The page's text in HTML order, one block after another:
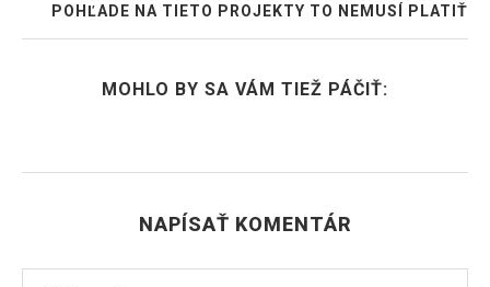
POHĽADE NA TIETO PROJEKTY TO NEMUSÍ PLATIŤ
MOHLO BY SA VÁM TIEŽ PÁČIŤ:
NAPÍSAŤ KOMENTÁR